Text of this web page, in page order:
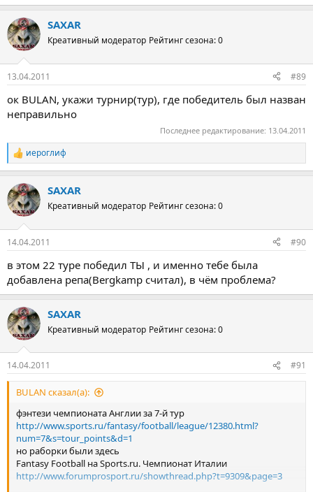
SAXAR
Креативный модератор Рейтинг сезона: 0
13.04.2011 #89
ок BULAN, укажи турнир(тур), где победитель был назван
неправильно
Последнее редактирование: 13.04.2011
Р
е
к
ц
и
иероглиф
SAXAR
Креативный модератор Рейтинг сезона: 0
14.04.2011 #90
в этом 22 туре победил ТЫ , и именно тебе была
добавлена репа(Bergkamp считал), в чём проблема?
SAXAR
Креативный модератор Рейтинг сезона: 0
14.04.2011 #91
BULAN сказал(а):
фэнтези чемпионата Англии за 7-й тур
http://www.sports.ru/fantasy/football/league/12380.html?
num=7&s=tour_points&d=1
но раборки были здесь
Fantasy Football на Sports.ru. Чемпионат Италии
http://www.forumprosport.ru/showthread.php?t=9309&page=3